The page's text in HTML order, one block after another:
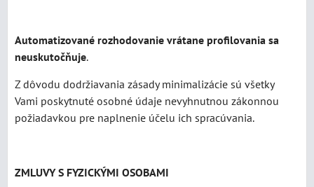
Automatizované rozhodovanie vrátane profilovania sa
neuskutočňuje.
Z dôvodu dodržiavania zásady minimalizácie sú všetky
Vami poskytnuté osobné údaje nevyhnutnou zákonnou
požiadavkou pre naplnenie účelu ich spracúvania.
ZMLUVY S FYZICKÝMI OSOBAMI